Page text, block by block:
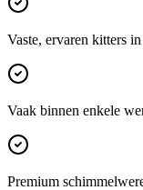
Vaste, ervaren kitters
Vaak binnen enkele
Premium